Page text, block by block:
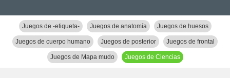
Juegos de -etiqueta- Juegos de anatomía Juegos de huesos
Juegos de cuerpo humano Juegos de posterior Juegos de frontal
Juegos de Mapa mudo Juegos de Ciencias